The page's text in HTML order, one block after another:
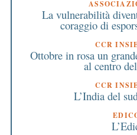
La vulnerabilità
coraggio di
CCR
Ottobre in rosa un
al centro
CCR
L’India del